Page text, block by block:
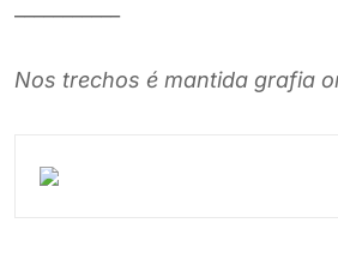
Nos trechos é mantida grafia